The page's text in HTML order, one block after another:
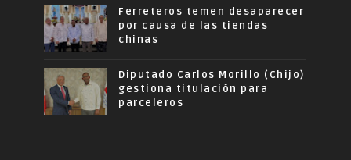
Ferreteros temen desaparecer
por causa de las tiendas
chinas
Diputado Carlos Morillo (Chijo)
gestiona titulación para
parceleros